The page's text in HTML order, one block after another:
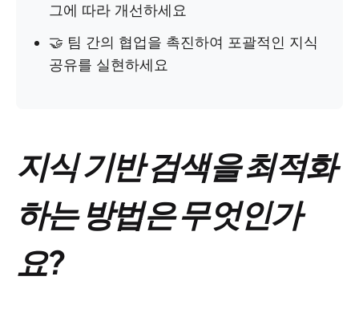
그에 따라 개선하세요
🤝 팀 간의 협업을 촉진하여 포괄적인 지식
공유를 실현하세요
지식 기반 검색을 최적화
하는 방법은 무엇인가
요?